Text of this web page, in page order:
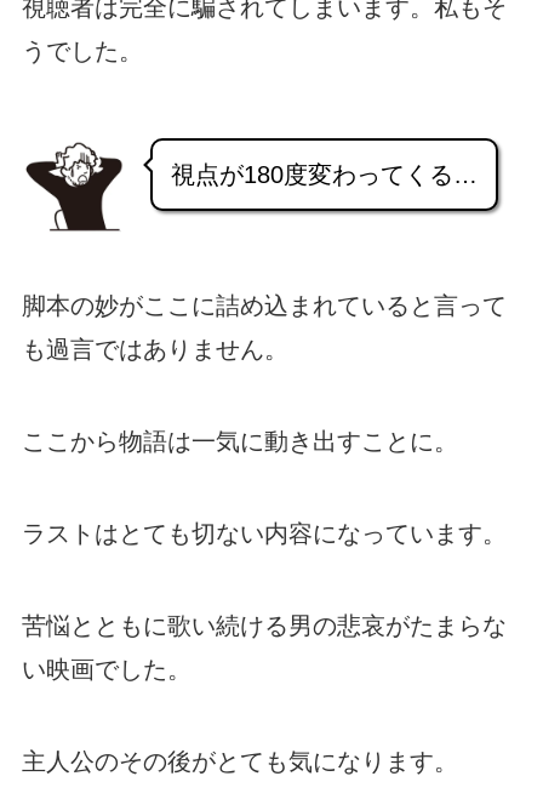
視聴者は完全に騙されてしまいます。私もそ
うでした。
視点が180度変わってくる…
脚本の妙がここに詰め込まれていると言って
も過言ではありません。
ここから物語は一気に動き出すことに。
ラストはとても切ない内容になっています。
苦悩とともに歌い続ける男の悲哀がたまらな
い映画でした。
主人公のその後がとても気になります。